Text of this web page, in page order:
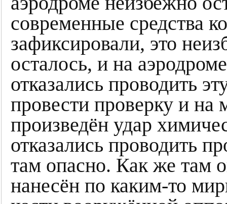
современные средства
зафиксировали, это
осталось, и на
отказались проводить
провести проверку и на
произведён удар
отказались проводить
там опасно. Как же там
нанесён по каким-то